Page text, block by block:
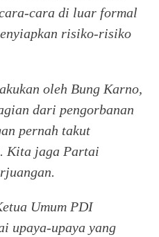
cara di luar formal
risiko-risiko
oleh Bung Karno,
dari pengorbanan
pernah takut
Kita jaga Partai
Umum PDI
upaya-upaya yang